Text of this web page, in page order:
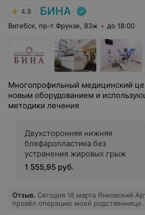
4.8 БИНА
Витебск, пр-т Фрунзе, 83ж до 18:00
Многопрофильный медицинский
новым оборудованием и
методики лечения
Двухсторонняя нижняя
блефаропластика без
устранения жировых грыж
1 555,95 руб.
Отзыв. Сегодня 18 марта Янковский
провёл операцию моей